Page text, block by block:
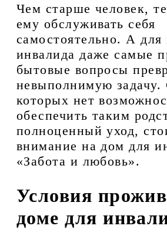
Чем старше человек,
ему обслуживать себя
самостоятельно. А для
инвалида даже самые
бытовые вопросы
невыполнимую
которых нет
обеспечить таким
полноценный уход,
внимание на дом для
«Забота и любовь».
Условия
доме для